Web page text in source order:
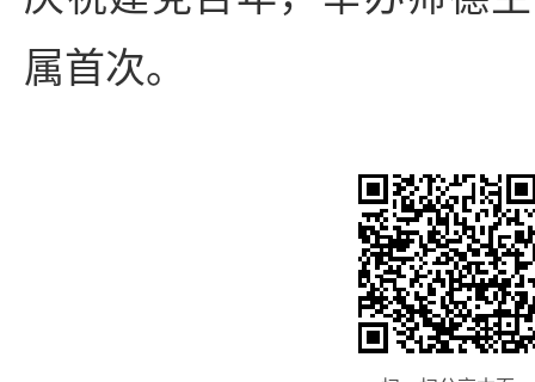
属首次。